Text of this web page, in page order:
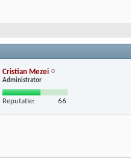
Cristian Mezei
Administrator
Reputatie: 66